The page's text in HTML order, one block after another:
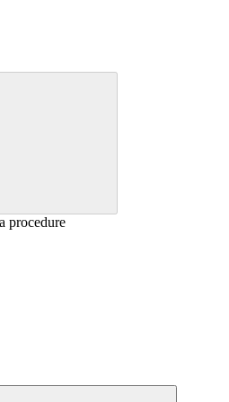
procedure